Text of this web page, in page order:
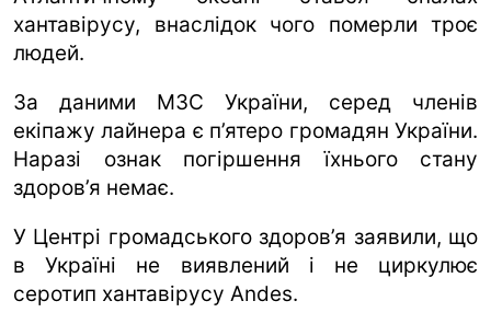
хантавірусу, внаслідок чого померли троє
людей.
За даними МЗС України, серед членів
екіпажу лайнера є п’ятеро громадян України.
Наразі ознак погіршення їхнього стану
здоров’я немає.
У Центрі громадського здоров’я заявили, що
в Україні не виявлений і не циркулює
серотип хантавірусу Andes.